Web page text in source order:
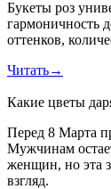
Букеты роз
гармоничность
оттенков,
Читать→
Какие цветы
Перед 8 Марта
Мужчинам
женщин, но эта
взгляд.